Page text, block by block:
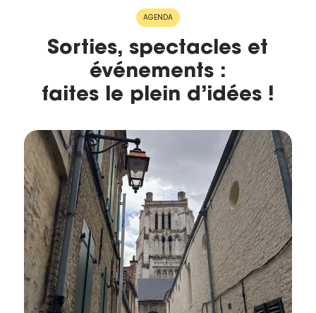
HISTORIQUE
AGENDA
Sorties, spectacles et
événements :
faites le plein d’idées !
merci
de
remplir
ce
formulaire.
Vous
un
un lien
vers la
publication.
Merci
de votre
intérêt
pour
l'actualité